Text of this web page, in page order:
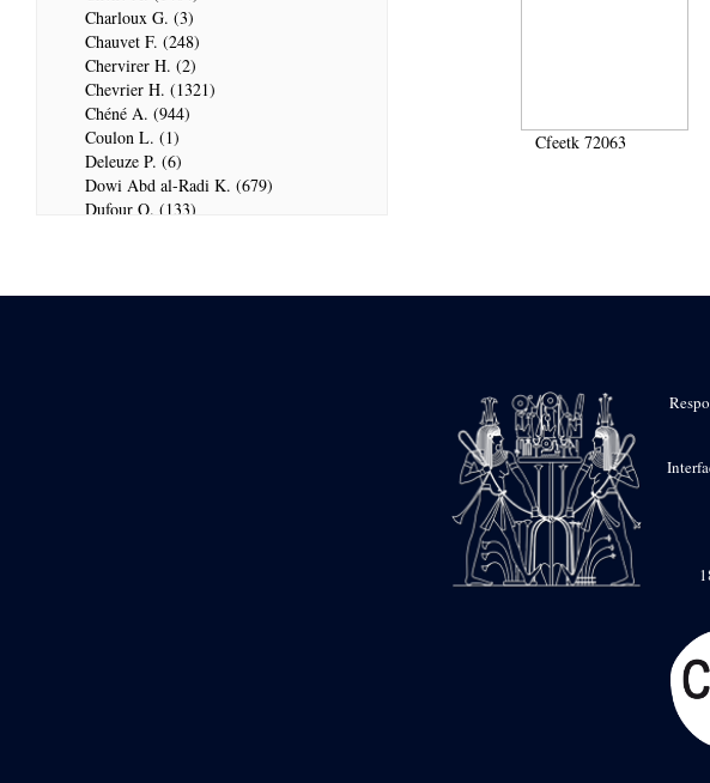
Charloux G. (3)
Chauvet F. (248)
Chervirer H. (2)
Chevrier H. (1321)
Chéné A. (944)
Coulon L. (1)
Deleuze P. (6)
Dowi Abd al-Radi K. (679)
Dufour Q. (133)
Cfeetk 72063